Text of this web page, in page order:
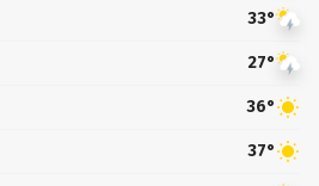
33°
27°
36°
37°